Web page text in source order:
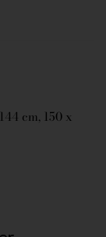
cm, 150 x